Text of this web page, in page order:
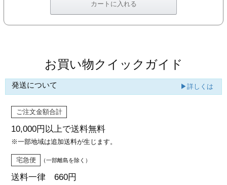
お買い物クイックガイド
発送について ▶詳しくは
ご注文金額合計
10,000円以上で送料無料
※一部地域は追加送料が生じます。
宅急便 （一部離島を除く）
送料一律 660円